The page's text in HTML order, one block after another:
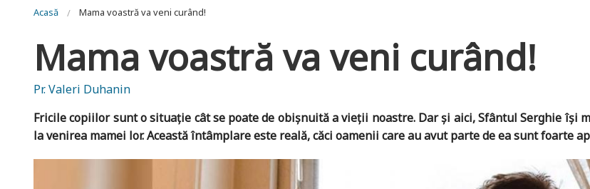
Eşti aici
Acasă Mama voastră va veni curând!
Mama voastră va veni curând!
Pr. Valeri Duhanin
Fricile copiilor sunt o situaţie cât se poate de obișnuită a vieţii noastre. Dar și aici, Sfântul Serghie
la venirea mamei lor. Această întâmplare este reală, căci oamenii care au avut parte de ea sunt foarte